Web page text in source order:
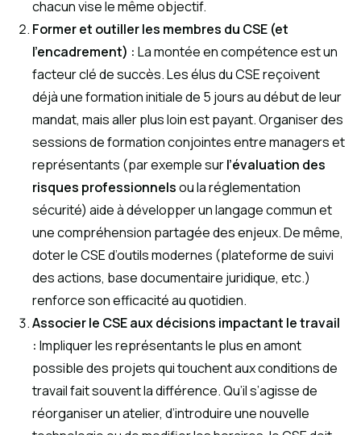
chacun vise le même objectif.
Former et outiller les membres du CSE (et
l’encadrement) : La montée en compétence est un
facteur clé de succès. Les élus du CSE reçoivent
déjà une formation initiale de 5 jours au début de leur
mandat, mais aller plus loin est payant. Organiser des
sessions de formation conjointes entre managers et
représentants (par exemple surl’évaluation des
risques professionnelsou la réglementation
sécurité) aide à développer un langage commun et
une compréhension partagée des enjeux. De même,
doter le CSE d’outils modernes (plateforme de suivi
des actions, base documentaire juridique, etc.)
renforce son efficacité au quotidien.
Associer le CSE aux décisions impactant le travail
: Impliquer les représentants le plus en amont
possible des projets qui touchent aux conditions de
travail fait souvent la différence. Qu’il s’agisse de
réorganiser un atelier, d’introduire une nouvelle